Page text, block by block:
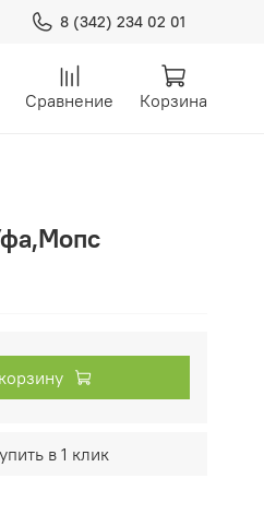
8 (342) 234 02 01
Сравнение Корзина
в 1 клик